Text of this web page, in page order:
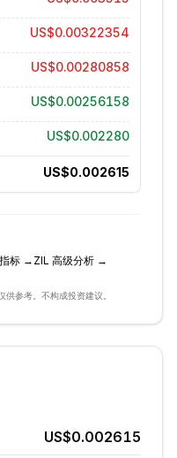
US$0.00322354
US$0.00280858
US$0.00256158
US$0.002280
US$0.002615
标 → ZIL 高级分析 →
参考。不构成投资建议。
US$0.002615